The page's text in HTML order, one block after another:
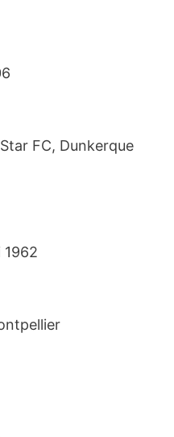
FC, Dunkerque
1962